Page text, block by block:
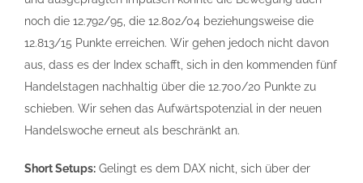
noch die 12.792/95, die 12.802/04 beziehungsweise die
12.813/15 Punkte erreichen. Wir gehen jedoch nicht davon
aus, dass es der Index schafft, sich in den kommenden fünf
Handelstagen nachhaltig über die 12.700/20 Punkte zu
schieben. Wir sehen das Aufwärtspotenzial in der neuen
Handelswoche erneut als beschränkt an.
Short Setups: Gelingt es dem DAX nicht, sich über der